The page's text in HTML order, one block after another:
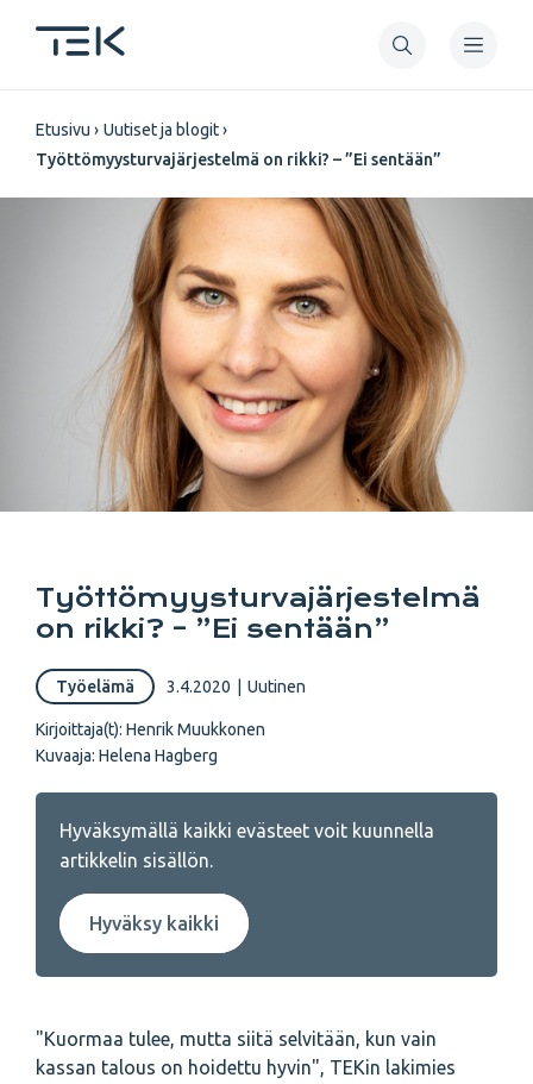
pääsisältöön
Murupolku
Etusivu
Uutiset ja blogit
Työttömyysturvajärjestelmä on rikki? – ”Ei sentään”
Työttömyysturvajärjestelmä
on rikki? – ”Ei sentään”
Työelämä 3.4.2020 Uutinen
Kirjoittaja(t): Henrik Muukkonen
Kuvaaja: Helena Hagberg
Hyväksymällä kaikki evästeet voit kuunnella
artikkelin sisällön.
Hyväksy kaikki
"Kuormaa tulee, mutta siitä selvitään, kun vain
kassan talous on hoidettu hyvin", TEKin lakimies